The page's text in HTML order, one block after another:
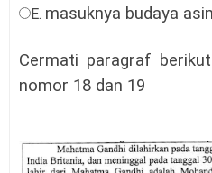
E. masuknya budaya
Cermati paragraf
nomor 18 dan 19